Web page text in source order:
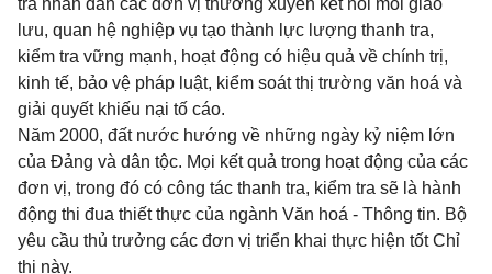
tra nhân dân các đơn vị thường xuyên kết nối mối giao
lưu, quan hệ nghiệp vụ tạo thành lực lượng thanh tra,
kiểm tra vững mạnh, hoạt động có hiệu quả về chính trị,
kinh tế, bảo vệ pháp luật, kiểm soát thị trường văn hoá và
giải quyết khiếu nại tố cáo.
Năm 2000, đất nước hướng về những ngày kỷ niệm lớn
của Đảng và dân tộc. Mọi kết quả trong hoạt động của các
đơn vị, trong đó có công tác thanh tra, kiểm tra sẽ là hành
động thi đua thiết thực của ngành Văn hoá - Thông tin. Bộ
yêu cầu thủ trưởng các đơn vị triển khai thực hiện tốt Chỉ
thị này.